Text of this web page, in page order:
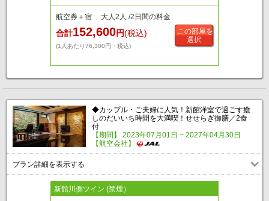
航空券＋宿 大人2人 /2日間の料金
合計152,600円(税込)
(1人あたり76,300円・税込)
この部屋を
選択
◆カップル・ご夫婦に人気！新館洋室で過ごす癒
しのだいいち時間を大満喫！せせらぎ御膳／2食
付
【期間】 2023年07月01日 ~ 2027年04月30日
【航空会社】
プラン詳細を表示する
新館川側ツイン (禁煙）